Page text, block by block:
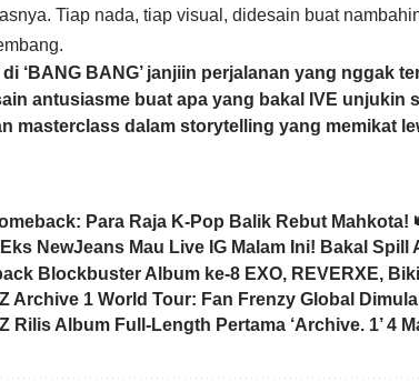
Tiap nada, tiap visual, didesain buat
di ‘BANG BANG’ janjiin perjalanan yang nggak
antusiasme buat apa yang bakal
IVE unjukin
masterclass dalam storytelling yang memikat
Para Raja K-Pop Balik Rebut Mahkota!
NewJeans Mau Live IG Malam Ini! Bakal Spill
Blockbuster Album ke-8 EXO, REVERXE,
Archive 1 World Tour: Fan Frenzy Global
Rilis Album Full-Length Pertama ‘Archive. 1’ 4